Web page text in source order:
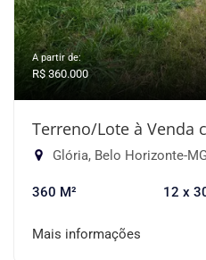
A partir de:
R$ 360.000
Terreno/Lote à Venda
Glória, Belo Horizonte-MG
360 M² 12 x
Mais informações